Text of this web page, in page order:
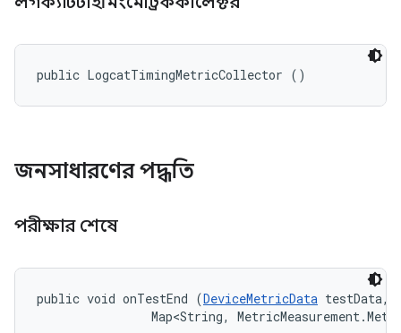
public LogcatTimingMetricCollector ()
জনসাধারণের পদ্ধতি
পরীক্ষার শেষে
public void onTestEnd (DeviceMetricData testData,
Map<String,